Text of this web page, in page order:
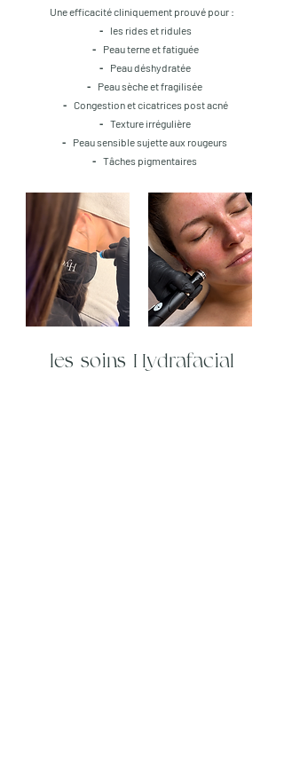
Une efficacité cliniquement prouvé pour :
⁃ les rides et ridules
⁃ Peau terne et fatiguée
⁃ Peau déshydratée
⁃ Peau sèche et fragilisée
⁃ Congestion et cicatrices post acné
⁃ Texture irrégulière
⁃ Peau sensible sujette aux rougeurs
⁃ Tâches pigmentaires
les soins Hydrafacial